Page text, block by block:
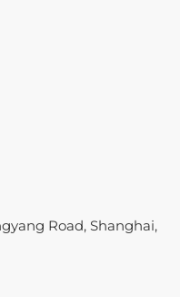
Road, Shanghai,